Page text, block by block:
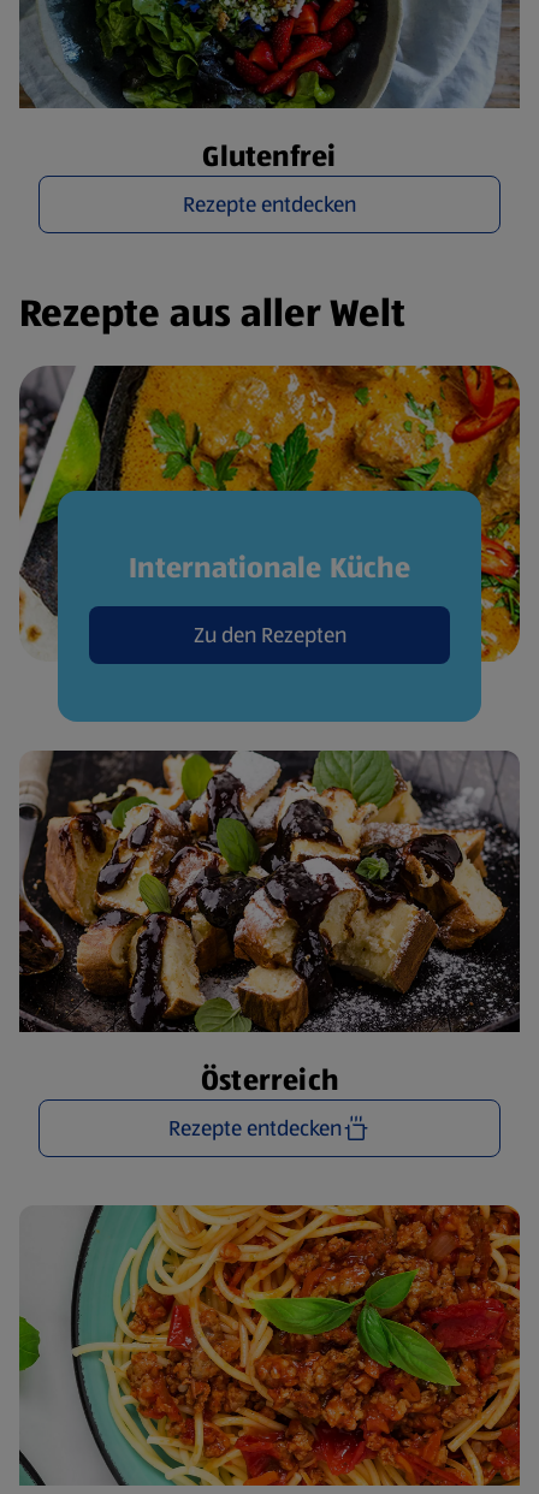
Glutenfrei
Rezepte entdecken
Rezepte aus aller Welt
Internationale Küche
Zu den Rezepten
Österreich
Rezepte entdecken